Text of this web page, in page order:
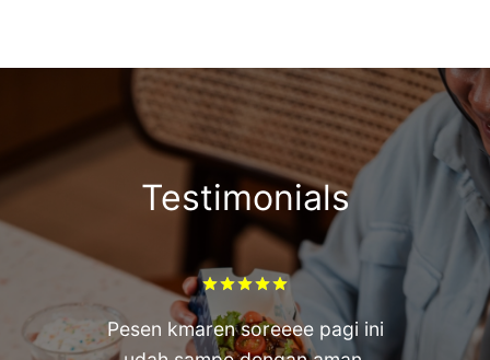
Testimonials
customer rating Rated out of 5 based on
Pesen kmaren soreeee pagi ini